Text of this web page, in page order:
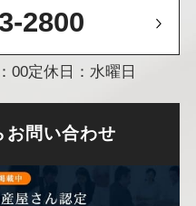
2800
00定休日：水曜日
お問い合わせ